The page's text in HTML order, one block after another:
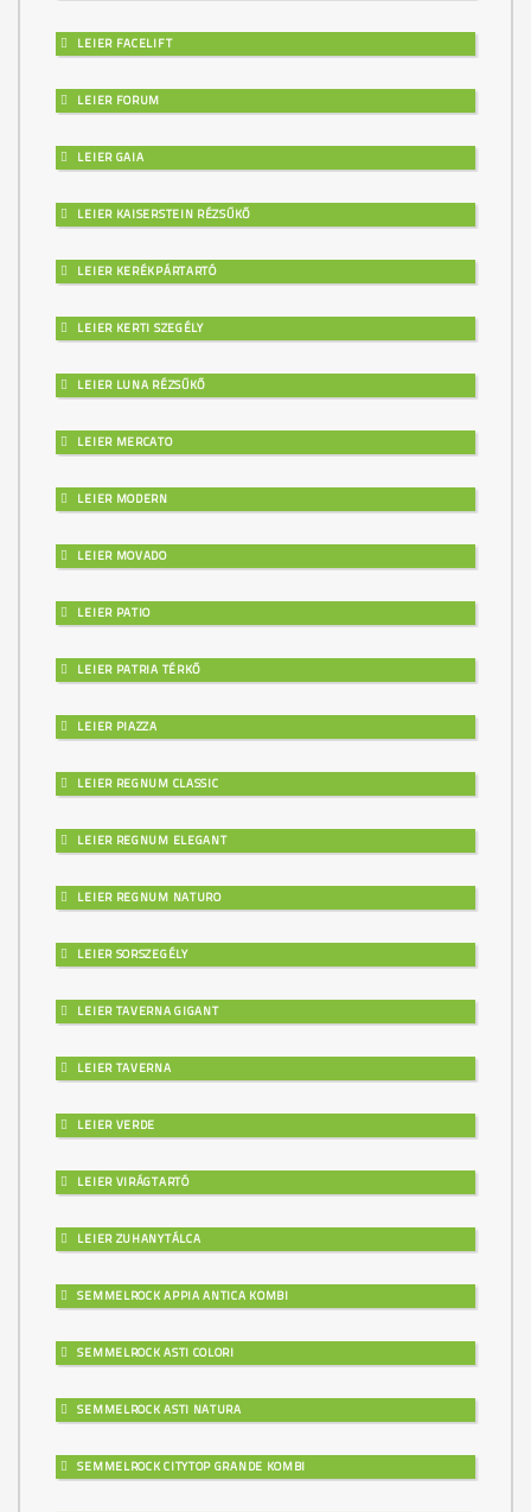
LEIER FACELIFT
LEIER FORUM
LEIER GAIA
LEIER KAISERSTEIN RÉZSŰKŐ
LEIER KERÉKPÁRTARTÓ
LEIER KERTI SZEGÉLY
LEIER LUNA RÉZSŰKŐ
LEIER MERCATO
LEIER MODERN
LEIER MOVADO
LEIER PATIO
LEIER PATRIA TÉRKŐ
LEIER PIAZZA
LEIER REGNUM CLASSIC
LEIER REGNUM ELEGANT
LEIER REGNUM NATURO
LEIER SORSZEGÉLY
LEIER TAVERNA GIGANT
LEIER TAVERNA
LEIER VERDE
LEIER VIRÁGTARTÓ
LEIER ZUHANYTÁLCA
SEMMELROCK APPIA ANTICA KOMBI
SEMMELROCK ASTI COLORI
SEMMELROCK ASTI NATURA
SEMMELROCK CITYTOP GRANDE KOMBI